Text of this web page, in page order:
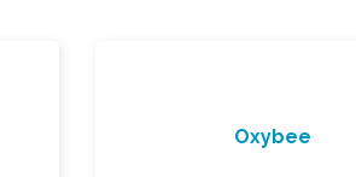
Oxybee